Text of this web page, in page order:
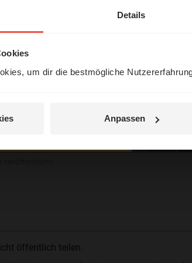
Details
um dir die bestmögliche
Anpassen
öffentlich teilen.
unsere Hörerinnen
mit Gott ...
Jetzt Geschichten